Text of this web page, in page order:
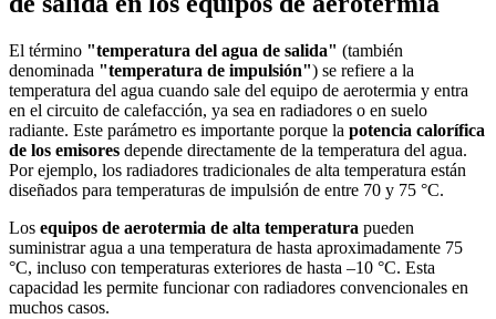
El término "temperatura del agua de salida" (también
denominada "temperatura de impulsión") se refiere a la
temperatura del agua cuando sale del equipo de aerotermia y entra
en el circuito de calefacción, ya sea en radiadores o en suelo
radiante. Este parámetro es importante porque la potencia calorífica
de los emisores depende directamente de la temperatura del agua.
Por ejemplo, los radiadores tradicionales de alta temperatura están
diseñados para temperaturas de impulsión de entre 70 y 75 °C.
Los equipos de aerotermia de alta temperatura pueden
suministrar agua a una temperatura de hasta aproximadamente 75
°C, incluso con temperaturas exteriores de hasta –10 °C. Esta
capacidad les permite funcionar con radiadores convencionales en
muchos casos.